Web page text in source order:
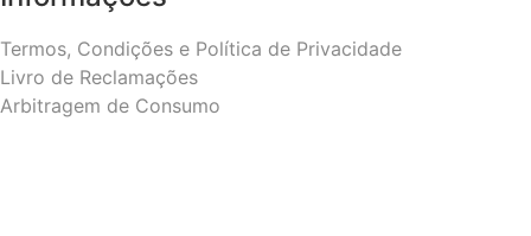
Termos, Condições e Política de Privacidade
Livro de Reclamações
Arbitragem de Consumo